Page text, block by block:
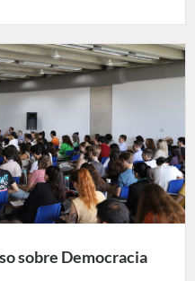
sobre Democracia